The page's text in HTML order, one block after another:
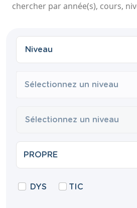
chercher par année(s), cours,
Sélectionnez un niveau
DYS TIC